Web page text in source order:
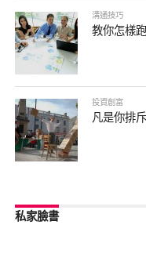
溝通技巧
教你怎樣
投資創富
凡是你排
私家臉書